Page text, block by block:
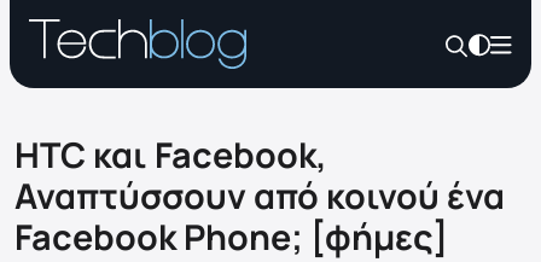
HTC και Facebook,
Αναπτύσσουν από κοινού ένα
Facebook Phone; [φήμες]